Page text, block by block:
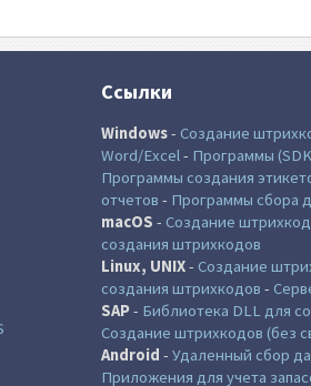
Ссылки
Windows- Создание
Word/Excel- Программы
Программы создания
отчетов - Программы сбора
macOS - Создание
создания штрихкодов
Linux, UNIX- Создание
создания штрихкодов -
SAP- Библиотека DLL для
Создание штрихкодов (без
Android - Удаленный сбор
Приложения для учета